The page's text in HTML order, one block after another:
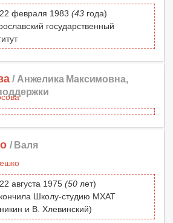
февраля 1983 (43 года)
государственный
/ Анжелика Максимовна,
/ Валя
августа 1975 (50 лет)
Школу-студию МХАТ
и В. Хлевинский)